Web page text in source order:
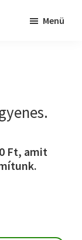
Menü
Ft, amit